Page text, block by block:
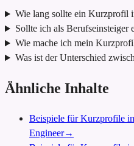
Wie lang sollte ein Kurzprofil
Sollte ich als
Wie mache ich mein
Was ist der Unterschied
Ähnliche Inhalte
Beispiele für Kurzprofile
Engineer→